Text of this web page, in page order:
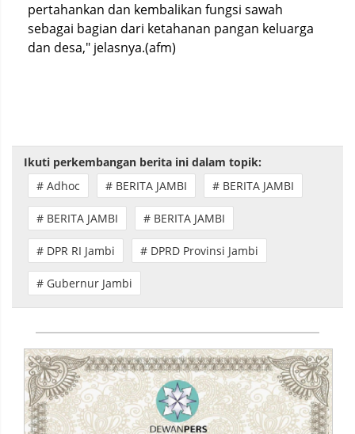
pertahankan dan kembalikan fungsi sawah
sebagai bagian dari ketahanan pangan keluarga
dan desa," jelasnya.(afm)
Ikuti perkembangan berita ini dalam topik:
# Adhoc
# BERITA JAMBI # BERITA JAMBI
# BERITA JAMBI # BERITA JAMBI
# DPR RI Jambi # DPRD Provinsi Jambi
# Gubernur Jambi